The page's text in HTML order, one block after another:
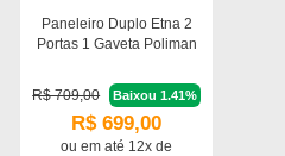
Paneleiro Duplo Etna 2
Portas 1 Gaveta Poliman
R$ 709,00 Baixou 1.41%
R$ 699,00
ou em até 12x de